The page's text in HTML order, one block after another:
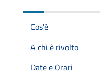
Cos'è
A chi è rivolto
Date e Orari